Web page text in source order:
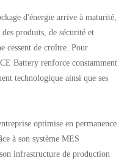
d'énergie arrive à maturité,
produits, de sécurité et
cessent de croître. Pour
Battery renforce constamment
technologique ainsi que ses
optimise en permanence
à son système MES
infrastructure de production